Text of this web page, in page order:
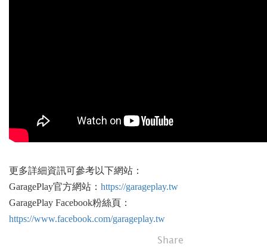
更多詳細資訊可參考以下網站：
GaragePlay官方網站： https://garageplay.tw
GaragePlay Facebook粉絲頁：
https://www.facebook.com/garageplay.tw
Share